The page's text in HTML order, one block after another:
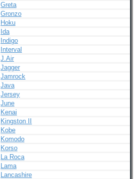
Greta
Gronzo
Hoku
Ida
Indigo
Interval
J.Air
Jagger
Jamrock
Java
Jersey
June
Kenai
Kingston II
Kobe
Komodo
Korso
La Roca
Lama
Lancashire